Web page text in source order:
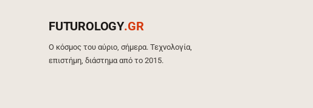
FUTUROLOGY.GR
Ο κόσμος του αύριο, σήμερα. Τεχνολογία,
επιστήμη, διάστημα από το 2015.